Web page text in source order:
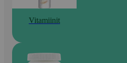
Vitamiinit